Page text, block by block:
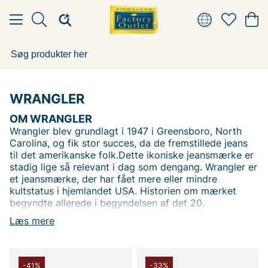
WRANGLER
Læs mere
OM WRANGLER
Wrangler blev grundlagt i 1947 i Greensboro, North
Carolina, og fik stor succes, da de fremstillede jeans
til det amerikanske folk.Dette ikoniske jeansmærke er
stadig lige så relevant i dag som dengang. Wrangler er
et jeansmærke, der har fået mere eller mindre
kultstatus i hjemlandet USA. Historien om mærket
begyndte allerede i begyndelsen af det 20.
århundrede, da de producerede jeans til det
amerikanske folk. Kollektionerne har stærke
-41% -33%